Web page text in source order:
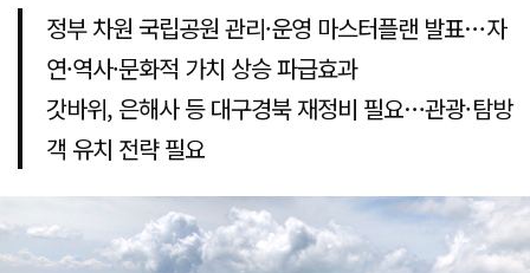
정부 차원 국립공원 관리·운영 마스터플랜 발표…자
연·역사·문화적 가치 상승 파급효과
갓바위, 은해사 등 대구경북 재정비 필요…관광·탐방
객 유치 전략 필요